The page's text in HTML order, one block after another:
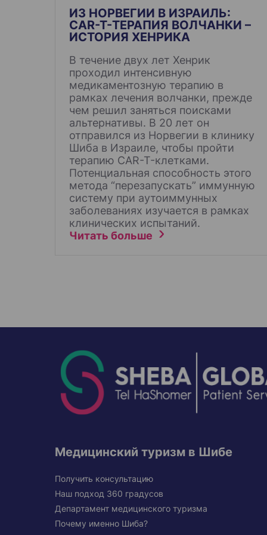
ИЗ НОРВЕГИИ В ИЗРАИЛЬ:
CAR-T-ТЕРАПИЯ ВОЛЧАНКИ –
ИСТОРИЯ ХЕНРИКА
В течение двух лет Хенрик
проходил интенсивную
медикаментозную терапию в
рамках лечения волчанки, прежде
чем решил заняться поисками
альтернативы. В 20 лет он
отправился из Норвегии в клинику
Шиба в Израиле, чтобы пройти
терапию CAR-T-клетками.
Потенциальная способность этого
метода “перезапускать” иммунную
систему при аутоиммунных
заболеваниях изучается в рамках
клинических испытаний.
Читать больше
Медицинский туризм в Шибе
Получить консультацию
Наш подход 360 градусов
Департамент медицинского туризма
Почему именно Шиба?